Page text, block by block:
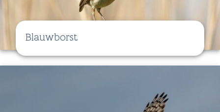
Blauwborst